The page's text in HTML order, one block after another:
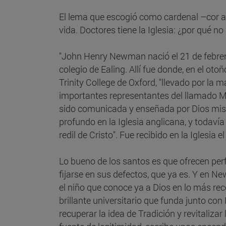
El lema que escogió como cardenal –cor
vida. Doctores tiene la Iglesia: ¿por qué
"John Henry Newman nació el 21 de
colegio de Ealing. Allí fue donde, en el
Trinity College de Oxford, "llevado por la
importantes representantes del llamado
sido comunicada y enseñada por Dios
profundo en la Iglesia anglicana, y
redil de Cristo". Fue recibido en la Iglesia
Lo bueno de los santos es que ofrecen
fijarse en sus defectos, que ya es. Y en
el niño que conoce ya a Dios en lo más
brillante universitario que funda junto con
recuperar la idea de Tradición y